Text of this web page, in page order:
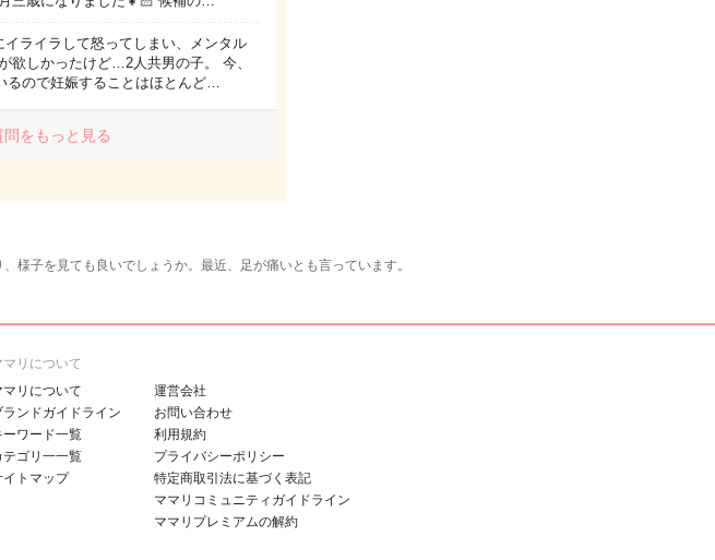
ライラして怒ってしまい、メンタル
欲しかったけど…2人共男の子。 今、
るので妊娠することはほとんど…
問をもっと見る
様子を見ても良いでしょうか。最近、足が痛いとも言っています。
マリについて
マリについて
ランドガイドライン
ーワード一覧
テゴリ一一覧
イトマップ
運営会社
お問い合わせ
利用規約
プライバシーポリシー
特定商取引法に基づく表記
ママリコミュニティガイドライン
ママリプレミアムの解約